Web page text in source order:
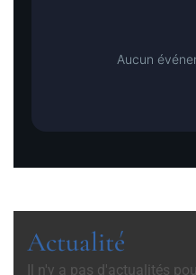
Aucun
Actualité
Il n'y a pas d'actualités